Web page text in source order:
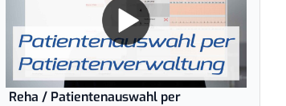
Reha / Patientenauswahl per